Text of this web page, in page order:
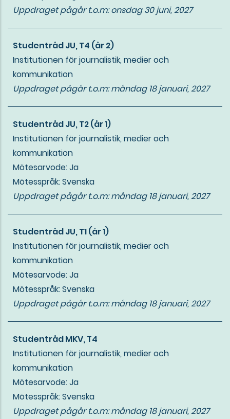
Uppdraget pågår t.o.m:onsdag 30 juni, 2027
Studentråd JU, T4 (år 2)
Institutionen för journalistik, medier och
kommunikation
Uppdraget pågår t.o.m:måndag 18 januari, 2027
Studentråd JU, T2 (år 1)
Institutionen för journalistik, medier och
kommunikation
Mötesarvode: Ja
Mötesspråk: Svenska
Uppdraget pågår t.o.m:måndag 18 januari, 2027
Studentråd JU, T1 (år 1)
Institutionen för journalistik, medier och
kommunikation
Mötesarvode: Ja
Mötesspråk: Svenska
Uppdraget pågår t.o.m:måndag 18 januari, 2027
Studentråd MKV, T4
Institutionen för journalistik, medier och
kommunikation
Mötesarvode: Ja
Mötesspråk: Svenska
Uppdraget pågår t.o.m:måndag 18 januari, 2027